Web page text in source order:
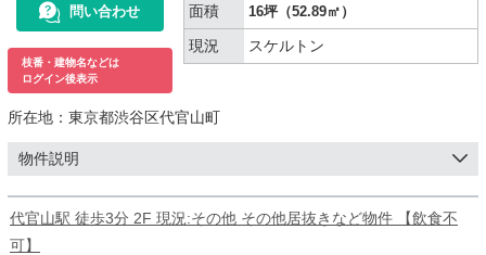
問い合わせ
枝番・建物名などは
ログイン後表示
面積
16坪（52.89㎡）
現況 スケルトン
所在地： 東京都渋谷区代官山町
物件説明
代官山駅 徒歩3分 2F 現況:その他 その他居抜きなど物件 【飲食不
可】